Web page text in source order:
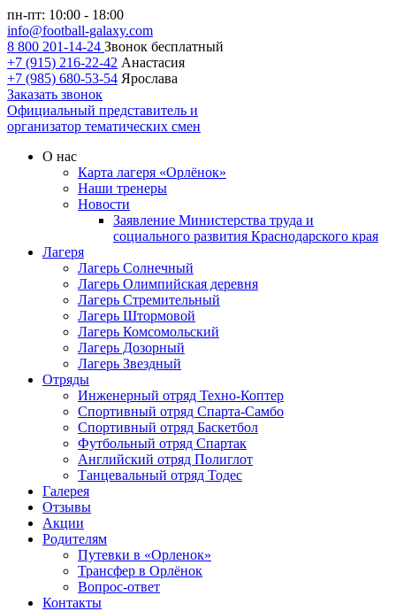
пн-пт: 10:00 - 18:00
info@football-galaxy.com
8 800 201-14-24 Звонок бесплатный
+7 (915) 216-22-42 Анастасия
+7 (985) 680-53-54 Ярослава
Заказать звонок
Официальный представитель и
организатор тематических смен
О нас
Карта лагеря «Орлёнок»
Наши тренеры
Новости
Заявление Министерства труда и
социального развития Краснодарского края
Лагеря
Лагерь Солнечный
Лагерь Олимпийская деревня
Лагерь Стремительный
Лагерь Штормовой
Лагерь Комсомольский
Лагерь Дозорный
Лагерь Звездный
Отряды
Инженерный отряд Техно-Коптер
Спортивный отряд Спарта-Самбо
Спортивный отряд Баскетбол
Футбольный отряд Спартак
Английский отряд Полиглот
Танцевальный отряд Тодес
Галерея
Отзывы
Акции
Родителям
Путевки в «Орленок»
Трансфер в Орлёнок
Вопрос-ответ
Контакты